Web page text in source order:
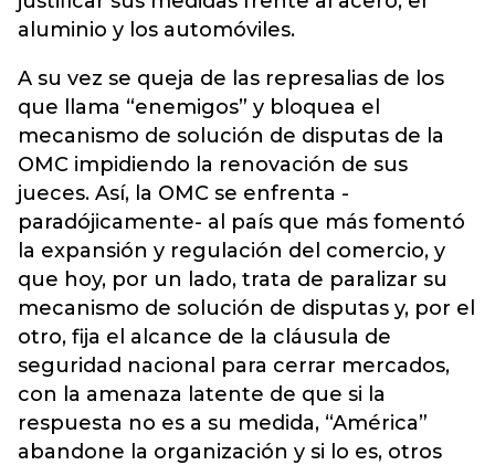
aluminio y los automóviles.
A su vez se queja de las represalias de los
que llama “enemigos” y bloquea el
mecanismo de solución de disputas de la
OMC impidiendo la renovación de sus
jueces. Así, la OMC se enfrenta -
paradójicamente- al país que más fomentó
la expansión y regulación del comercio, y
que hoy, por un lado, trata de paralizar su
mecanismo de solución de disputas y, por el
otro, fija el alcance de la cláusula de
seguridad nacional para cerrar mercados,
con la amenaza latente de que si la
respuesta no es a su medida, “América”
abandone la organización y si lo es, otros